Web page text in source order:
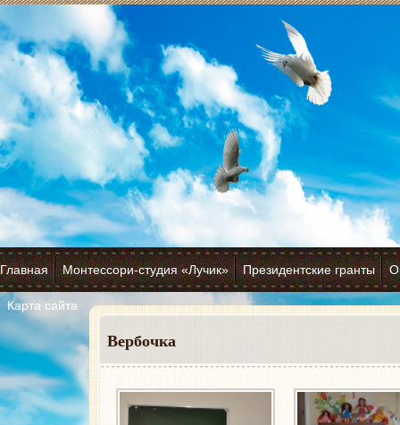
Главная Монтессори-студия «Лучик» Президентские гранты О
Карта сайта
Вербочка